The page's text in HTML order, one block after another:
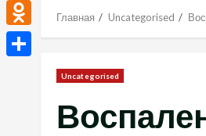
Главная Uncategorised
Uncategorised
VK
Odnoklassniki
Отправить